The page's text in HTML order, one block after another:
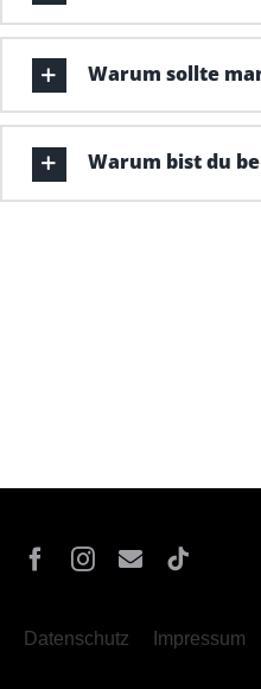
Warum sollte
Warum bist du
Datenschutz Impressum